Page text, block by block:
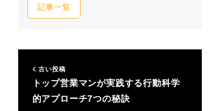
記事一覧
古い投稿
トップ営業マンが実践する行動科学
的アプローチ7つの秘訣